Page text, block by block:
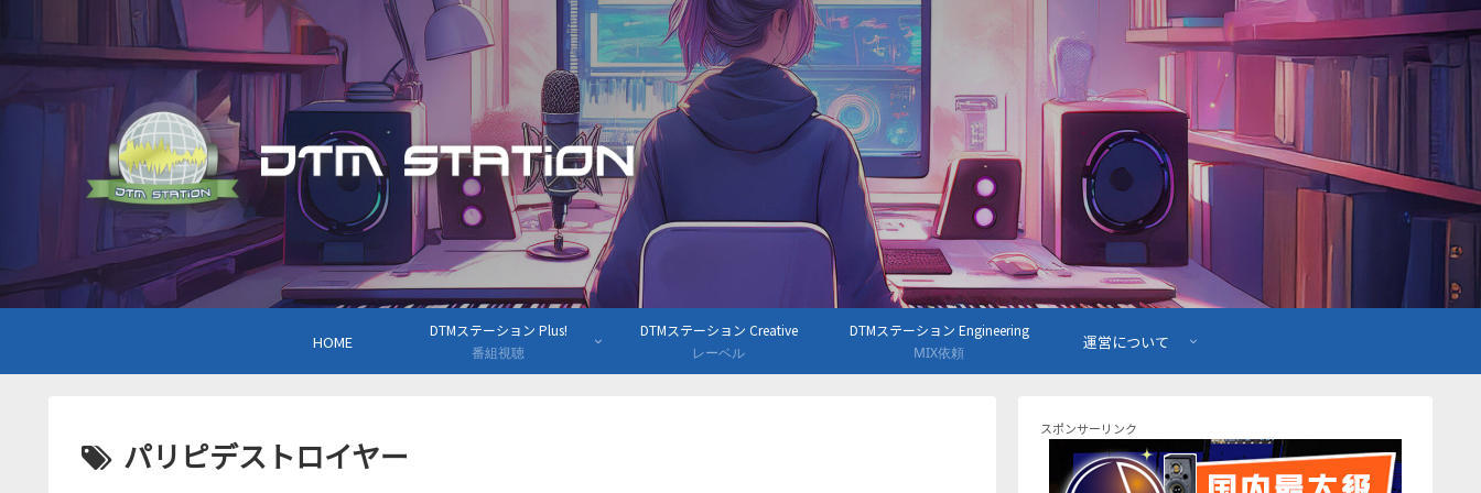
HOME
DTMステーション Plus!
番組視聴
DTMステーション Creative
レーベル
DTMステーション Engineering
MIX依頼
運営について
パリピデストロイヤー
スポンサーリンク